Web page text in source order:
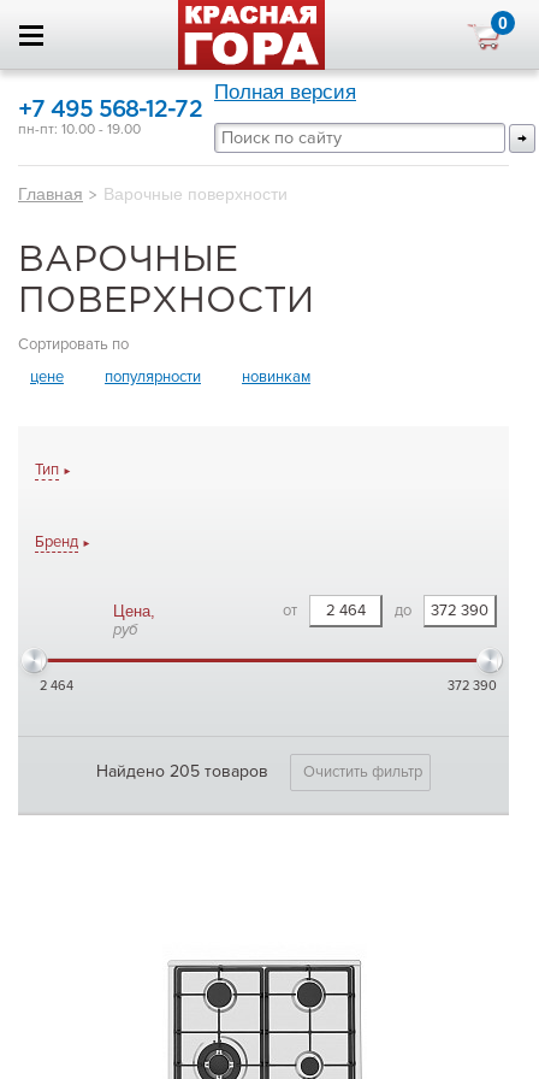
0
+7 495 568-12-72
пн-пт: 10.00 - 19.00
Полная версия
Главная > Варочные поверхности
ВАРОЧНЫЕ
ПОВЕРХНОСТИ
Сортировать по
цене
популярности новинкам
Тип
Бренд
Цена,
руб
до
от
2 464 372 390
Найдено 205 товаров Очистить фильтр